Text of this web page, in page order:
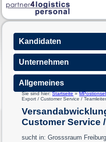
Kandidaten
Unternehmen
Allgemeines
Sie sind hier:Startseite »
Export / Customer Service /
Customer Service
sucht in: Grosssraum